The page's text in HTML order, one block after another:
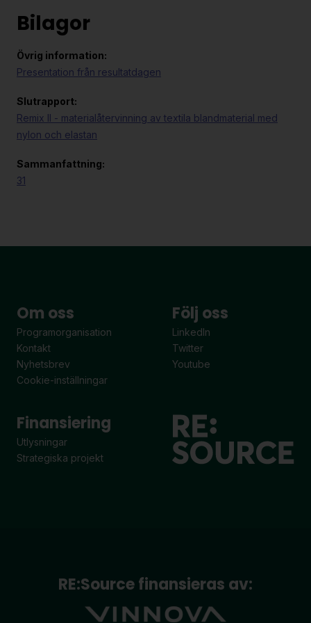
Bilagor
Övrig information:
Presentation från resultatdagen
Slutrapport:
Remix II - materialåtervinning av textila blandmaterial med
nylon och elastan
Sammanfattning:
31
Om oss
Programorganisation
Kontakt
Nyhetsbrev
Cookie-inställningar
Följ oss
LinkedIn
Twitter
Youtube
Finansiering
Utlysningar
Strategiska projekt
RE:Source finansieras av: